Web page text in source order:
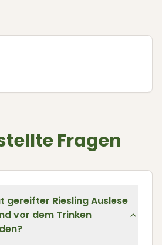
Fragen
gereifter Riesling Auslese
vor dem Trinken